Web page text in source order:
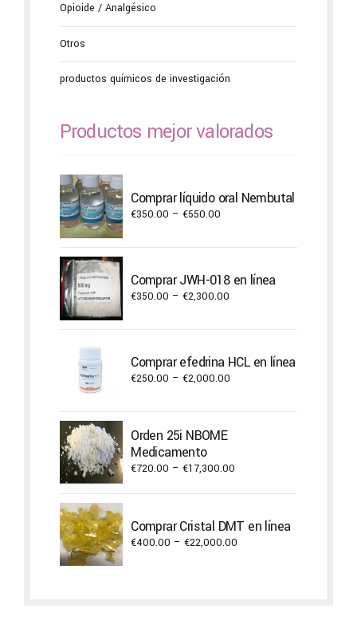
Opioide / Analgésico
Otros
productos químicos de investigación
Productos mejor valorados
Comprar líquido oral Nembutal
€350.00 – €550.00
€550.00
Comprar JWH-018 en línea
€350.00 – €2,300.00
€2,300.00
Comprar efedrina HCL en línea
€250.00 – €2,000.00
Orden 25i NBOME
Medicamento
€720.00 – €17,300.00
through
€17,300.00
Comprar Cristal DMT en línea
€400.00 – €22,000.00